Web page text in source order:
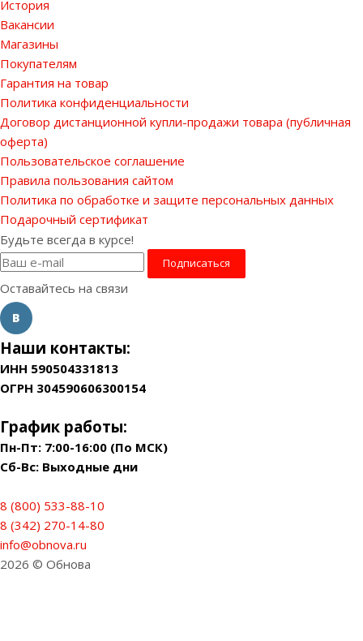
История
Вакансии
Магазины
Покупателям
Гарантия на товар
Политика конфиденциальности
Договор дистанционной купли-продажи товара (публичная
оферта)
Пользовательское соглашение
Правила пользования сайтом
Политика по обработке и защите персональных данных
Подарочный сертификат
Будьте всегда в курсе!
Оставайтесь на связи
Наши контакты:
ИНН 590504331813
ОГРН 304590606300154
График работы:
Пн-Пт: 7:00-16:00 (По МСК)
Сб-Вс: Выходные дни
8 (800) 533-88-10
8 (342) 270-14-80
info@obnova.ru
2026 © Обнова